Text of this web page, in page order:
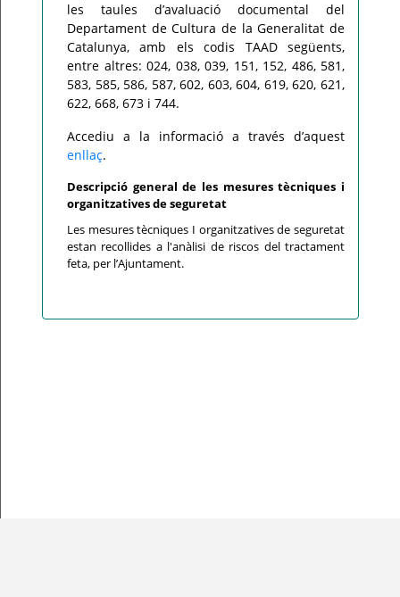
les taules d’avaluació documental del
Departament de Cultura de la Generalitat de
Catalunya, amb els codis TAAD següents,
entre altres: 024, 038, 039, 151, 152, 486, 581,
583, 585, 586, 587, 602, 603, 604, 619, 620, 621,
622, 668, 673 i 744.
Accediu a la informació a través d’aquest
enllaç.
Descripció general de les mesures tècniques i
organitzatives de seguretat
Les mesures tècniques I organitzatives de seguretat
estan recollides a l'anàlisi de riscos del tractament
feta, per l’Ajuntament.